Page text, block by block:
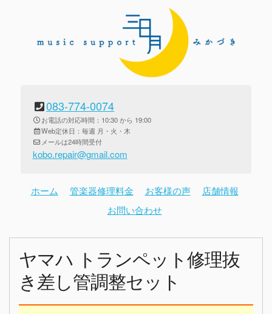
083-774-0074
お電話の対応時間：10:30 から 19:00
Web定休日：毎週 月・火・木
メールは24時間受付
kobo.repair@gmail.com
ホーム 管楽器修理料金 お客様の声
店舗情報
お問い合わせ
ヤマハ トランペット修理抜
き差し管調整セット